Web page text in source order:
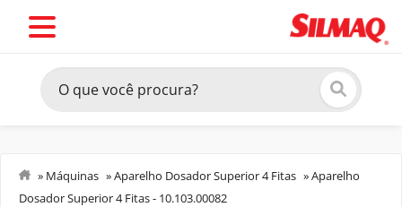
» Máquinas »Aparelho Dosador Superior 4 Fitas »Aparelho
Dosador Superior 4 Fitas - 10.103.00082